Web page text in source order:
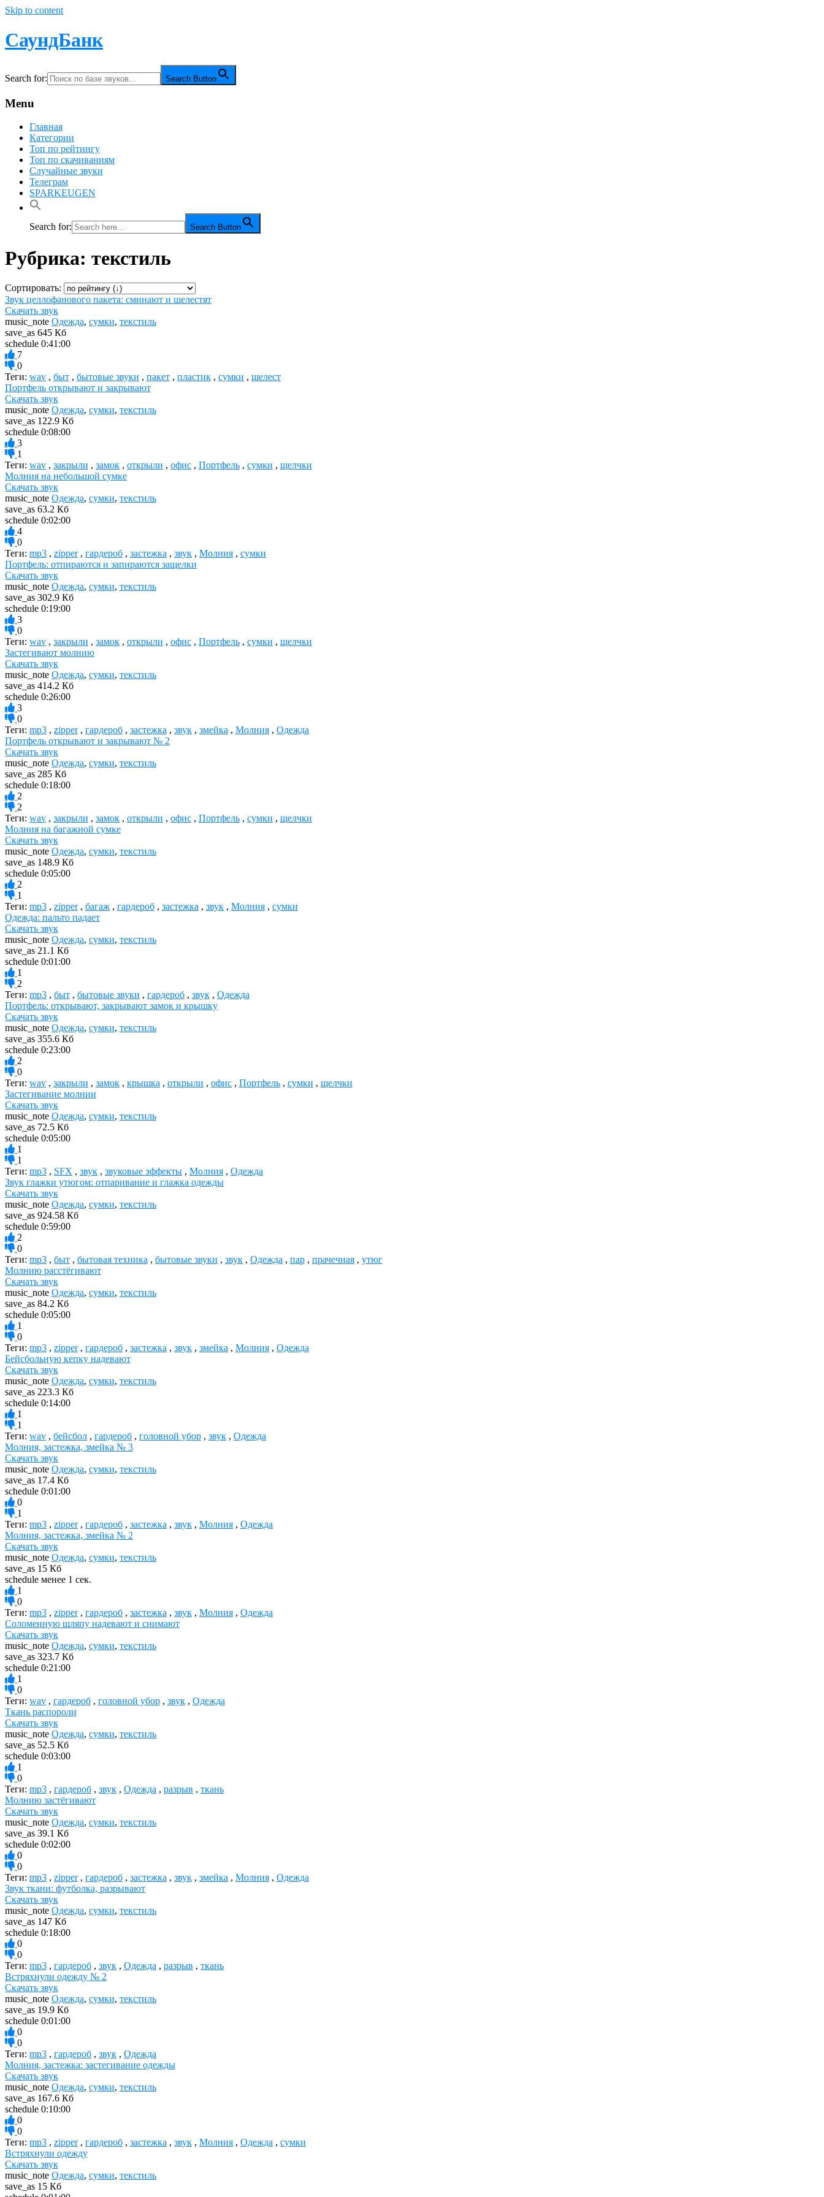
Skip to content
СаундБанк
Search for: Search Button
Menu
Главная
Категории
Топ по рейтингу
Топ по скачиваниям
Случайные звуки
Телеграм
SPARKEUGEN
Search for: Search Button
Рубрика: текстиль
Сортировать:
Звук целлофанового пакета: сминают и шелестят
Скачать звук
music_note Одежда, сумки, текстиль
save_as 645 Кб
schedule 0:41:00
7
0
Теги: wav , быт , бытовые звуки , пакет , пластик , сумки , шелест
Портфель открывают и закрывают
Скачать звук
music_note Одежда, сумки, текстиль
save_as 122.9 Кб
schedule 0:08:00
3
1
Теги: wav , закрыли , замок , открыли , офис , Портфель , сумки , щелчки
Молния на небольшой сумке
Скачать звук
music_note Одежда, сумки, текстиль
save_as 63.2 Кб
schedule 0:02:00
4
0
Теги: mp3 , zipper, гардероб , застежка , звук , Молния , сумки
Портфель: отпираются и запираются защелки
Скачать звук
music_note Одежда, сумки, текстиль
save_as 302.9 Кб
schedule 0:19:00
3
0
Теги: wav , закрыли , замок , открыли , офис , Портфель , сумки , щелчки
Застегивают молнию
Скачать звук
music_note Одежда, сумки, текстиль
save_as 414.2 Кб
schedule 0:26:00
3
0
Теги: mp3 , zipper, гардероб , застежка , звук , змейка , Молния , Одежда
Портфель открывают и закрывают № 2
Скачать звук
music_note Одежда, сумки, текстиль
save_as 285 Кб
schedule 0:18:00
2
2
Теги: wav , закрыли , замок , открыли , офис , Портфель , сумки , щелчки
Молния на багажной сумке
Скачать звук
music_note Одежда, сумки, текстиль
save_as 148.9 Кб
schedule 0:05:00
2
1
Теги: mp3 , zipper, багаж , гардероб , застежка , звук , Молния , сумки
Одежда: пальто падает
Скачать звук
music_note Одежда, сумки, текстиль
save_as 21.1 Кб
schedule 0:01:00
1
2
Теги: mp3 , быт , бытовые звуки , гардероб , звук , Одежда
Портфель: открывают, закрывают замок и крышку
Скачать звук
music_note Одежда, сумки, текстиль
save_as 355.6 Кб
schedule 0:23:00
2
0
Теги: wav , закрыли , замок , крышка , открыли , офис , Портфель , сумки , щелчки
Застегивание молнии
Скачать звук
music_note Одежда, сумки, текстиль
save_as 72.5 Кб
schedule 0:05:00
1
1
Теги: mp3 , SFX , звук , звуковые эффекты , Молния , Одежда
Звук глажки утюгом: отпаривание и глажка одежды
Скачать звук
music_note Одежда, сумки, текстиль
save_as 924.58 Кб
schedule 0:59:00
2
0
Теги: mp3 , быт , бытовая техника , бытовые звуки , звук , Одежда , пар , прачечная , утюг
Молнию расстёгивают
Скачать звук
music_note Одежда, сумки, текстиль
save_as 84.2 Кб
schedule 0:05:00
1
0
Теги: mp3 , zipper, гардероб , застежка , звук , змейка , Молния , Одежда
Бейсбольную кепку надевают
Скачать звук
music_note Одежда, сумки, текстиль
save_as 223.3 Кб
schedule 0:14:00
1
1
Теги: wav , бейсбол , гардероб , головной убор , звук , Одежда
Молния, застежка, змейка № 3
Скачать звук
music_note Одежда, сумки, текстиль
save_as 17.4 Кб
schedule 0:01:00
0
1
Теги: mp3 , zipper, гардероб , застежка , звук , Молния , Одежда
Молния, застежка, змейка № 2
Скачать звук
music_note Одежда, сумки, текстиль
save_as 15 Кб
schedule менее 1 сек.
1
0
Теги: mp3 , zipper, гардероб , застежка , звук , Молния , Одежда
Соломенную шляпу надевают и снимают
Скачать звук
music_note Одежда, сумки, текстиль
save_as 323.7 Кб
schedule 0:21:00
1
0
Теги: wav , гардероб , головной убор , звук , Одежда
Ткань распороли
Скачать звук
music_note Одежда, сумки, текстиль
save_as 52.5 Кб
schedule 0:03:00
1
0
Теги: mp3 , гардероб , звук , Одежда , разрыв , ткань
Молнию застёгивают
Скачать звук
music_note Одежда, сумки, текстиль
save_as 39.1 Кб
schedule 0:02:00
0
0
Теги: mp3 , zipper, гардероб , застежка , звук , змейка , Молния , Одежда
Звук ткани: футболка, разрывают
Скачать звук
music_note Одежда, сумки, текстиль
save_as 147 Кб
schedule 0:18:00
0
0
Теги: mp3 , гардероб , звук , Одежда , разрыв , ткань
Встряхнули одежду № 2
Скачать звук
music_note Одежда, сумки, текстиль
save_as 19.9 Кб
schedule 0:01:00
0
0
Теги: mp3 , гардероб , звук , Одежда
Молния, застежка: застегивание одежды
Скачать звук
music_note Одежда, сумки, текстиль
save_as 167.6 Кб
schedule 0:10:00
0
0
Теги: mp3 , zipper, гардероб , застежка , звук , Молния , Одежда , сумки
Встряхнули одежду
Скачать звук
music_note Одежда, сумки, текстиль
save_as 15 Кб